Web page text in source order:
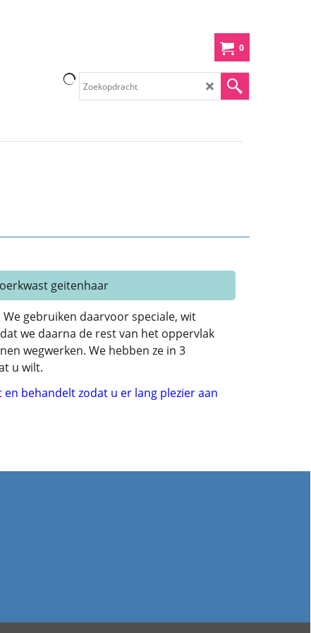
0
geitenhaar
gebruiken daarvoor speciale, wit
we daarna de rest van het oppervlak
wegwerken. We hebben ze in 3
u wilt.
behandelt zodat u er lang plezier aan